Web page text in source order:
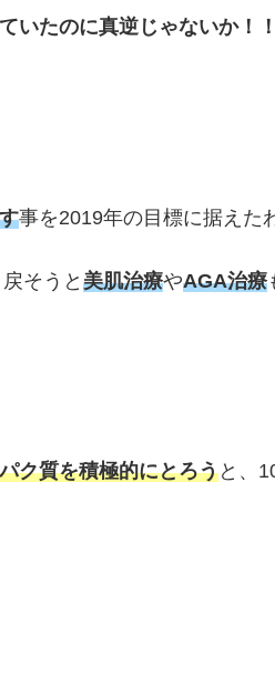
いたのに真逆じゃないか！！
事を2019年の目標に据えた
そうと 美肌治療やAGA治療
ク質を積極的にとろうと、